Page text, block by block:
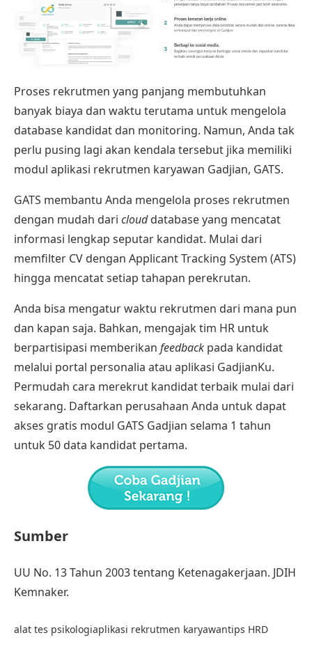
Proses rekrutmen yang panjang membutuhkan
banyak biaya dan waktu terutama untuk mengelola
database kandidat dan monitoring. Namun, Anda tak
perlu pusing lagi akan kendala tersebut jika memiliki
modul aplikasi rekrutmen karyawan Gadjian, GATS.
GATS membantu Anda mengelola proses rekrutmen
dengan mudah dari clouddatabase yang mencatat
informasi lengkap seputar kandidat. Mulai dari
memfilter CV dengan Applicant Tracking System (ATS)
hingga mencatat setiap tahapan perekrutan.
Anda bisa mengatur waktu rekrutmen dari mana pun
dan kapan saja. Bahkan, mengajak tim HR untuk
berpartisipasi memberikan feedback pada kandidat
melalui portal personalia atau aplikasi GadjianKu.
Permudah cara merekrut kandidat terbaik mulai dari
sekarang. Daftarkan perusahaan Anda untuk dapat
akses gratis modul GATS Gadjian selama 1 tahun
untuk 50 data kandidat pertama.
Sumber
UU No. 13 Tahun 2003 tentang Ketenagakerjaan. JDIH
Kemnaker.
alat tes psikologiaplikasi rekrutmen karyawantips HRD